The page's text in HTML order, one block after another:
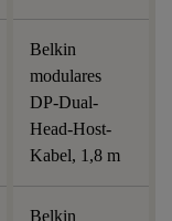
Belkin
modulares
DP-Dual-
Head-Host-
Kabel, 1,8 m
Belkin